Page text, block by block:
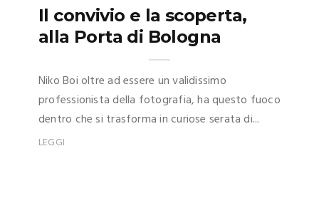
Il convivio e la scoperta,
alla Porta di Bologna
Niko Boi oltre ad essere un validissimo
professionista della fotografia, ha questo fuoco
dentro che si trasforma in curiose serata di...
LEGGI